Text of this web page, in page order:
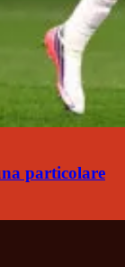
particolare